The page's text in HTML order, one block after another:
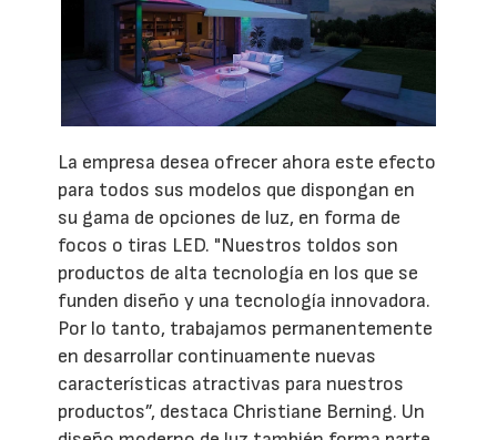
La empresa desea ofrecer ahora este efecto
para todos sus modelos que dispongan en
su gama de opciones de luz, en forma de
focos o tiras LED. "Nuestros toldos son
productos de alta tecnología en los que se
funden diseño y una tecnología innovadora.
Por lo tanto, trabajamos permanentemente
en desarrollar continuamente nuevas
características atractivas para nuestros
productos”, destaca Christiane Berning. Un